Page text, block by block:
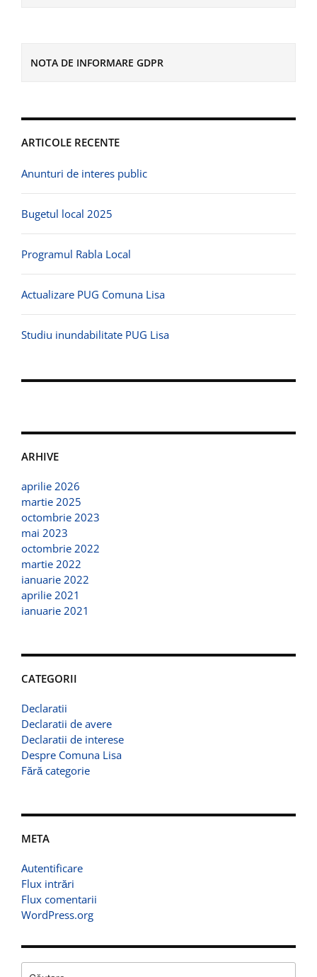
NOTA DE INFORMARE GDPR
ARTICOLE RECENTE
Anunturi de interes public
Bugetul local 2025
Programul Rabla Local
Actualizare PUG Comuna Lisa
Studiu inundabilitate PUG Lisa
ARHIVE
aprilie 2026
martie 2025
octombrie 2023
mai 2023
octombrie 2022
martie 2022
ianuarie 2022
aprilie 2021
ianuarie 2021
CATEGORII
Declaratii
Declaratii de avere
Declaratii de interese
Despre Comuna Lisa
Fără categorie
META
Autentificare
Flux intrări
Flux comentarii
WordPress.org